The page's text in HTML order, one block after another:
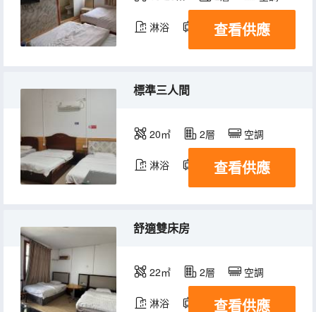
淋浴 電視機
查看供應
標準三人間
20㎡ 2層 空調
淋浴 電視機
查看供應
舒適雙床房
22㎡ 2層 空調
淋浴 電視機
查看供應